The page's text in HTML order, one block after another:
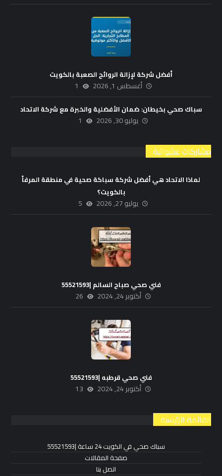
أفضل شركة لإزالة الروائح الصعبة بالكويت
أغسطس 1, 2026 1
سباك صحي بخيطان: ضمان الأفضلية والخبرة مع شركة الاتحاد
يوليو 30, 2026 1
مشاركات عشوائية
لماذا الاتحاد هي أفضل شركة سباكة صحية في منطقة المرفأ
بالكويت؟
يوليو 27, 2026 5
فني صحي صباح السالم |55521593
أكتوبر 24, 2024 26
فني صحي قرطبه |55521593
أكتوبر 24, 2024 13
القائمة الرئيسية
سباك صحي في الكويت 24 ساعة |55521593
صفحة المقالات
اتصل بنا